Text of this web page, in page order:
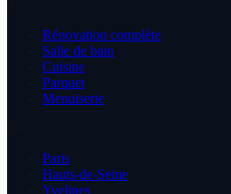
Rénovation complète
Salle de bain
Cuisine
Parquet
Menuiserie
Paris
Hauts-de-Seine
Yvelines